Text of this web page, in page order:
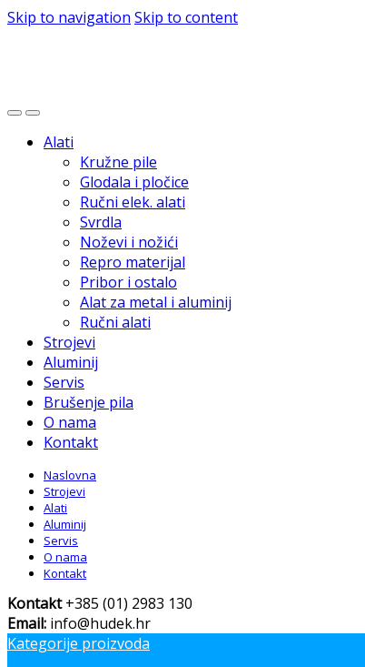
Skip to navigation Skip to content
Alati
Kružne pile
Glodala i pločice
Ručni elek. alati
Svrdla
Noževi i nožići
Repro materijal
Pribor i ostalo
Alat za metal i aluminij
Ručni alati
Strojevi
Aluminij
Servis
Brušenje pila
O nama
Kontakt
Naslovna
Strojevi
Alati
Aluminij
Servis
O nama
Kontakt
Kontakt+385 (01) 2983 130
Email: info@hudek.hr
Kategorije proizvoda